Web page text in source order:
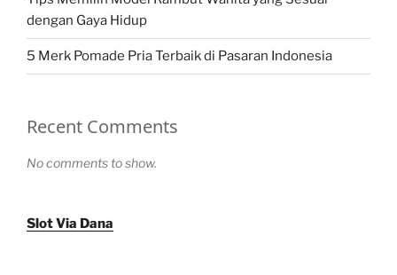
dengan Gaya Hidup
5 Merk Pomade Pria Terbaik di Pasaran Indonesia
Recent Comments
No comments to show.
Slot Via Dana